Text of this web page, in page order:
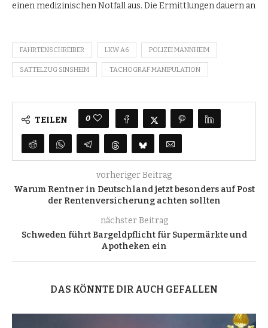
einen medizinischen Notfall aus. Die Ermittlungen dauern an
FAHRTENSCHREIBER LKW A6 POLIZEI MANNHEIM
SATTELZUG SINSHEIM TACHOGRAF MANIPULATION
TEILEN 0
vorheriger Beitrag
Warum Rentner in Deutschland jetzt besonders auf Post
der Rentenversicherung achten sollten
nächster Beitrag
Schweden führt Bargeldpflicht für Supermärkte und
Apotheken ein
DAS KÖNNTE DIR AUCH GEFALLEN